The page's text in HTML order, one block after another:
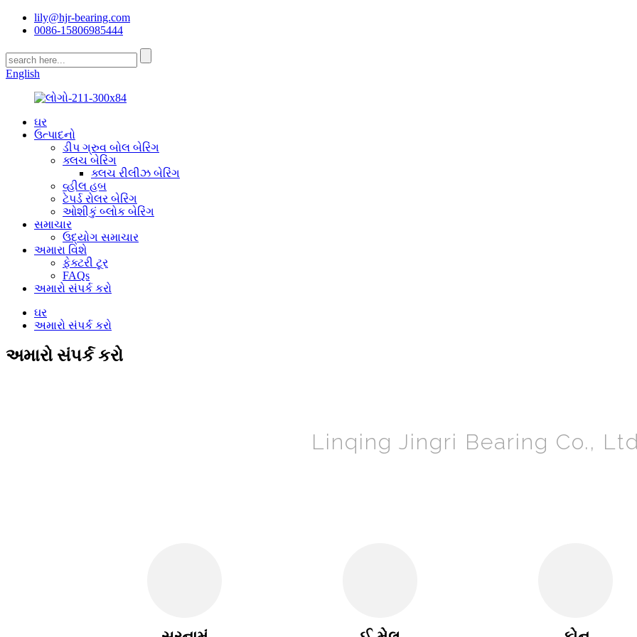
lily@hjr-bearing.com
0086-15806985444
English
ઘર
ઉત્પાદનો
ડીપ ગ્રુવ બોલ બેરિંગ
ક્લચ બેરિંગ
ક્લચ રીલીઝ બેરિંગ
વ્હીલ હબ
ટેપર્ડ રોલર બેરિંગ
ઓશીકું બ્લોક બેરિંગ
સમાચાર
ઉદ્યોગ સમાચાર
અમારા વિશે
ફેક્ટરી ટૂર
FAQs
અમારો સંપર્ક કરો
ઘર
અમારો સંપર્ક કરો
અમારો સંપર્ક કરો
Linqing Jingri Bearing Co.,